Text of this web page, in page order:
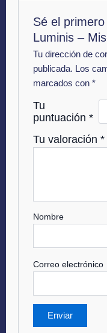
Sé el
Luminis –
Tu dirección de
publicada. Los
marcados con*
Tu
puntuación*
Tu valoración*
Nombre
Correo electrónico